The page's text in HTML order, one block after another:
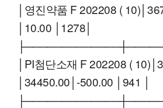
│영진약품 F 202208 (
│10.00 │1278│
│PI첨단소재 F 202208 (
│34450.00│-500.00 │941 │